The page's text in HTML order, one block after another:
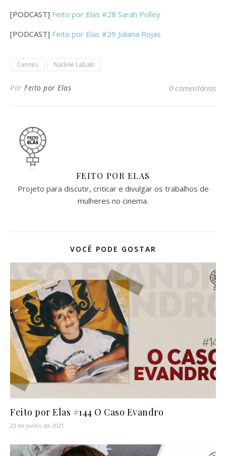
[PODCAST] Feito por Elas #28 Sarah Polley
[PODCAST] Feito por Elas #29 Juliana Rojas
Cannes Nadine Labaki
Por Feito por Elas 0 comentários
FEITO POR ELAS
Projeto para discutir, criticar e divulgar os trabalhos de
mulheres no cinema.
VOCÊ PODE GOSTAR
Feito por Elas #144 O Caso Evandro
23 de junho de 2021